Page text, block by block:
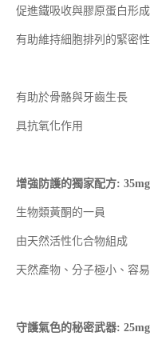
促進鐵吸收與膠原蛋白形成
有助維持細胞排列的緊密性
有助於骨骼與牙齒生長
具抗氧化作用
增強防護的獨家配方:
生物類黃酮的一員
由天然活性化合物組成
天然產物、分子極小、容
守護氣色的秘密武器: